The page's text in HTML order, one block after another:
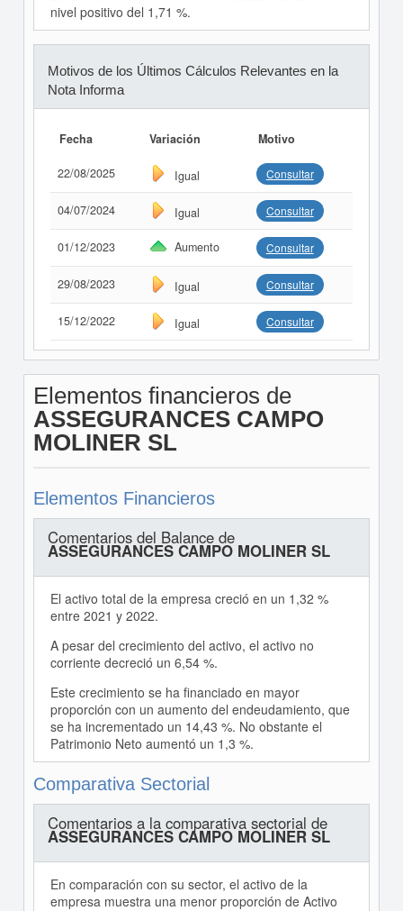
nivel positivo del 1,71 %.
Motivos de los Últimos Cálculos Relevantes en la
Nota Informa
Fecha Variación Motivo
22/08/2025 Igual Consultar
04/07/2024 Igual Consultar
01/12/2023 Aumento Consultar
29/08/2023 Igual Consultar
15/12/2022 Igual Consultar
Elementos financieros de
ASSEGURANCES CAMPO
MOLINER SL
Elementos Financieros
Comentarios del Balance de
ASSEGURANCES CAMPO MOLINER SL
El activo total de la empresa creció en un 1,32 %
entre 2021 y 2022.
A pesar del crecimiento del activo, el activo no
corriente decreció un 6,54 %.
Este crecimiento se ha financiado en mayor
proporción con un aumento del endeudamiento, que
se ha incrementado un 14,43 %. No obstante el
Patrimonio Neto aumentó un 1,3 %.
Comparativa Sectorial
Comentarios a la comparativa sectorial de
ASSEGURANCES CAMPO MOLINER SL
En comparación con su sector, el activo de la
empresa muestra una menor proporción de Activo